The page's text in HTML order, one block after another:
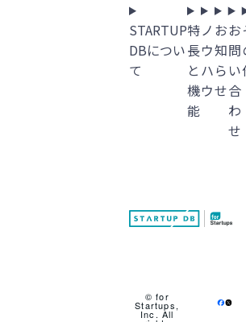
STARTUP
DBについ
て
特
長
と
機
能
ノ
ウ
ハ
ウ
お
知
ら
せ
お
問
い
合
わ
せ
© for
Startups,
Inc. All